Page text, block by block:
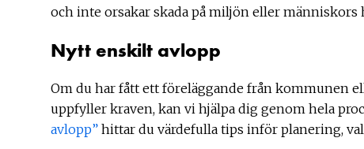
och inte orsakar skada på miljön eller människors
Nytt enskilt avlopp
Om du har fått ett föreläggande från kommunen
uppfyller kraven, kan vi hjälpa dig genom hela
avlopp” hittar du värdefulla tips inför planering,